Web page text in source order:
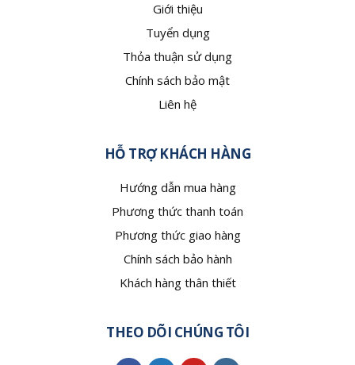
Giới thiệu
Tuyển dụng
Thỏa thuận sử dụng
Chính sách bảo mật
Liên hệ
HỖ TRỢ KHÁCH HÀNG
Hướng dẫn mua hàng
Phương thức thanh toán
Phương thức giao hàng
Chính sách bảo hành
Khách hàng thân thiết
THEO DÕI CHÚNG TÔI